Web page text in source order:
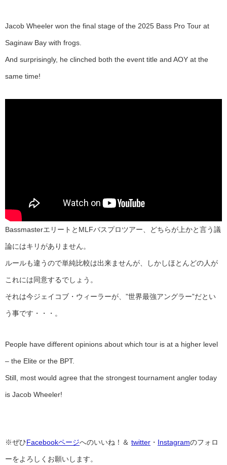
Jacob Wheeler won the final stage of the 2025 Bass Pro Tour at
Saginaw Bay with frogs.
And surprisingly, he clinched both the event title and AOY at the
same time!
BassmasterエリートとMLFバスプロツアー、どちらが上かと言う議
論にはキリがありません。
ルールも違うので単純比較は出来ませんが、しかしほとんどの人が
これには同意するでしょう。
それは今ジェイコブ・ウィーラーが、”世界最強アングラー”だとい
う事です・・・。
People have different opinions about which tour is at a higher level
– the Elite or the BPT.
Still, most would agree that the strongest tournament angler today
is Jacob Wheeler!
※ぜひFacebookページへのいいね！＆ twitter ・ Instagramのフォロ
ーをよろしくお願いします。